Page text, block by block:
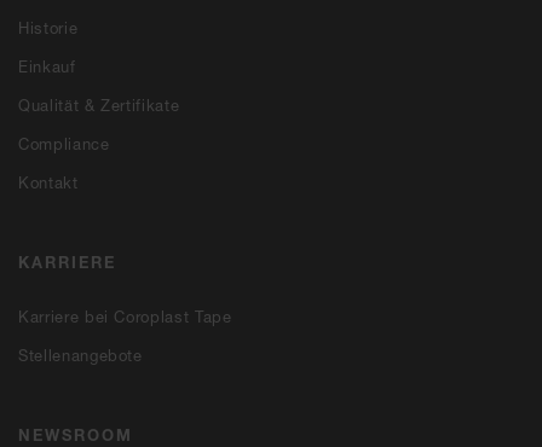
Historie
Einkauf
Qualität & Zertifikate
Compliance
Kontakt
KARRIERE
Karriere bei Coroplast Tape
Stellenangebote
NEWSROOM